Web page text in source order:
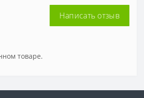
Написать отзыв
товаре.